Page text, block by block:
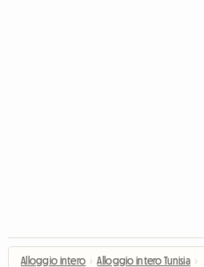
Alloggio intero › Alloggio intero Tunisia ›